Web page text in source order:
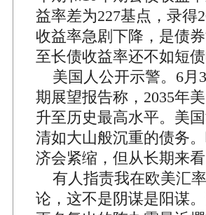
益率差为227基点，录得
收益率急剧下降，是债
至长债收益率还不如短
美国人公开示警。6月
期展望报告称，2035年
升至历史最高水平。美
清如大山般沉重的债务
济会紧缩，但从长期来
有人指责我在欧美汇
论，这不是阴谋是阳谋